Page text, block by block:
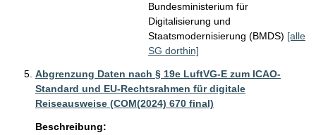
Bundesministerium für
Digitalisierung und
Staatsmodernisierung (BMDS) [alle
SG dorthin]
Abgrenzung Daten nach § 19e LuftVG-E zum ICAO-
Standard und EU-Rechtsrahmen für digitale
Reiseausweise (COM(2024) 670 final)
Beschreibung: